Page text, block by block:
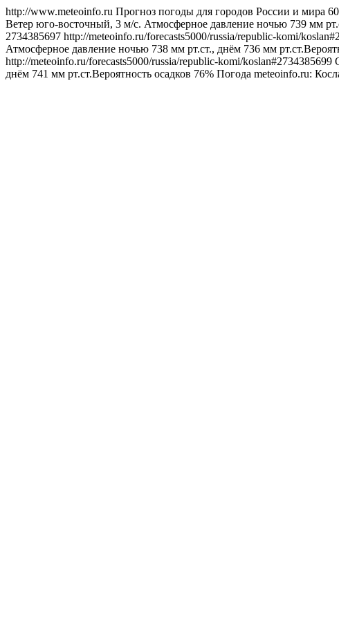
http://www.meteoinfo.ru Прогноз погоды для городов России и мира 60
Ветер юго-восточный, 3 м/с. Атмосферное давление ночью 739 мм
2734385697 http://meteoinfo.ru/forecasts5000/russia/republic-komi/
Атмосферное давление ночью 738 мм рт.ст., днём 736 мм
http://meteoinfo.ru/forecasts5000/russia/republic-komi/koslan#2734385699
днём 741 мм рт.ст.Вероятность осадков 76% Погода meteoinfo.ru: